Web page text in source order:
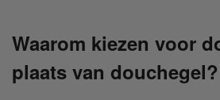
Waarom kiezen voor
plaats van douchegel?